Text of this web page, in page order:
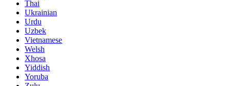
Thai
Ukrainian
Urdu
Uzbek
Vietnamese
Welsh
Xhosa
Yiddish
Yoruba